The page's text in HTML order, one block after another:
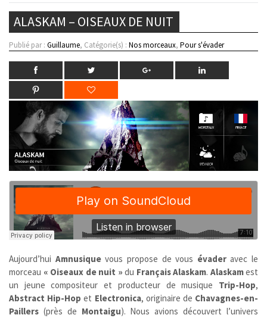
ALASKAM – OISEAUX DE NUIT
Publié par : Guillaume, Catégorie(s) : Nos morceaux, Pour s'évader
Aujourd’hui Amnusiquevous propose de vous évaderavec le
morceau « Oiseaux de nuit » du FrançaisAlaskam. Alaskamest
un jeune compositeur et producteur de musique Trip-Hop,
Abstract Hip-Hop et Electronica, originaire de Chavagnes-en-
Paillers (près de Montaigu). Nous avions découvert l’univers